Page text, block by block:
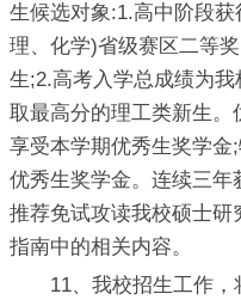
生候选对象:1.高中阶段
理、化学)省级赛区二等
生;2.高考入学总成绩为
取最高分的理工类新生
享受本学期优秀生奖学
优秀生奖学金。连续三
推荐免试攻读我校硕士研
指南中的相关内容。
11、我校招生工作，